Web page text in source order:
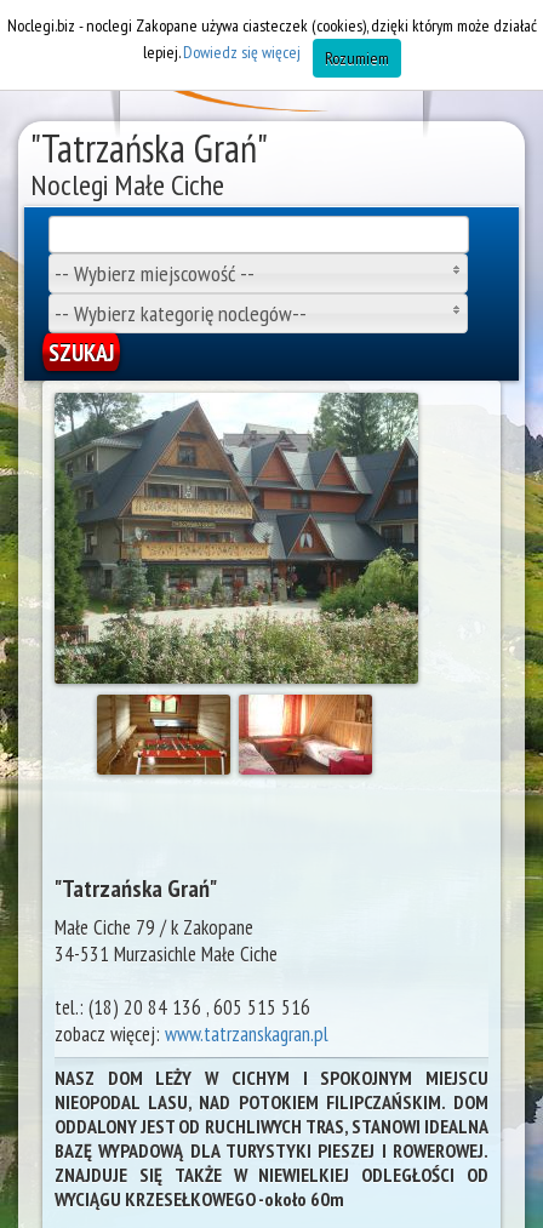
"Tatrzańska Grań"
Noclegi Małe Ciche
-- Wybierz miejscowość --
-- Wybierz kategorię noclegów--
"Tatrzańska Grań"
Małe Ciche 79 / k Zakopane
34-531 Murzasichle Małe Ciche
tel.: (18) 20 84 136 , 605 515 516
zobacz więcej: www.tatrzanskagran.pl
NASZ DOM LEŻY W CICHYM I SPOKOJNYM MIEJSCU
NIEOPODAL LASU, NAD POTOKIEM FILIPCZAŃSKIM. DOM
ODDALONY JEST OD RUCHLIWYCH TRAS, STANOWI IDEALNA
BAZĘ WYPADOWĄ DLA TURYSTYKI PIESZEJ I ROWEROWEJ.
ZNAJDUJE SIĘ TAKŻE W NIEWIELKIEJ ODLEGŁOŚCI OD
WYCIĄGU KRZESEŁKOWEGO -około 60m
Noclegi.biz - noclegi Zakopane używa ciasteczek (cookies), dzięki którym może działać
lepiej.Dowiedz się więcej Rozumiem